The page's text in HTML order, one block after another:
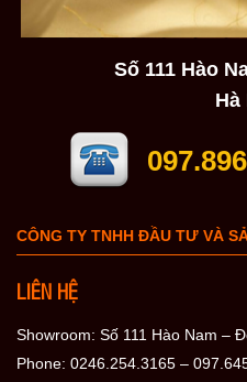
Số 111 Hào
Hà
CÔNG TY TNHH ĐẦU TƯ VÀ
LIÊN HỆ
Showroom: Số 111 Hào Nam –
Phone: 0246.254.3165 –